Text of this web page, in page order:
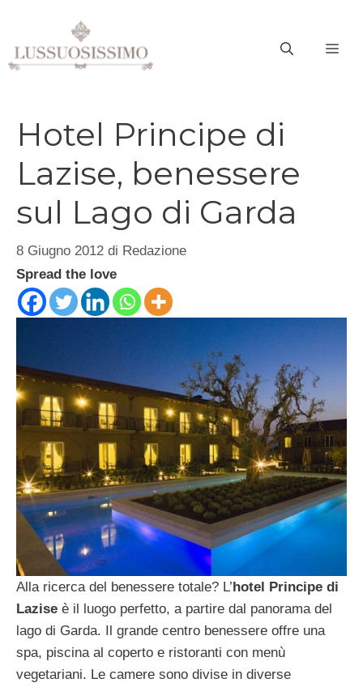
contenuto
Hotel Principe di
Lazise, benessere
sul Lago di Garda
8 Giugno 2012 di Redazione
Spread the love
Alla ricerca del benessere totale? L’hotel Principe di
Lazise è il luogo perfetto, a partire dal panorama del
lago di Garda. Il grande centro benessere offre una
spa, piscina al coperto e ristoranti con menù
vegetariani. Le camere sono divise in diverse